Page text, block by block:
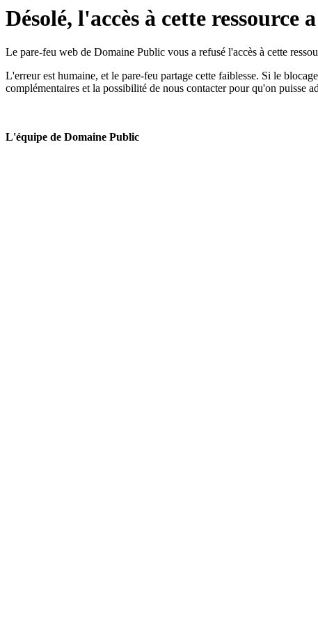
Désolé, l'accès à cette ressource
Le pare-feu web de Domaine Public vous a refusé l'accès à cette
L'erreur est humaine, et le pare-feu partage cette faiblesse. Si le
complémentaires et la possibilité de nous contacter pour qu'on puisse
L'équipe de Domaine Public